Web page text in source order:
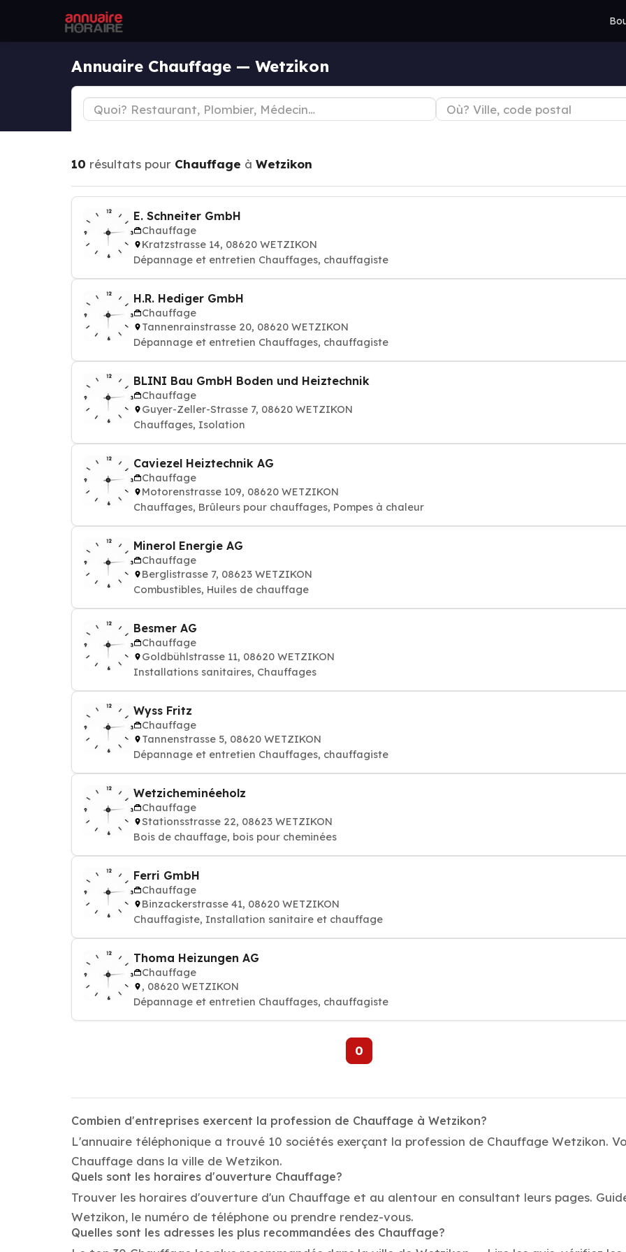
Annuaire Chauffage — Wetzikon
10 résultats pour Chauffage à Wetzikon
E. Schneiter GmbH
Chauffage
Kratzstrasse 14, 08620 WETZIKON
Dépannage et entretien Chauffages, chauffagiste
H.R. Hediger GmbH
Chauffage
Tannenrainstrasse 20, 08620 WETZIKON
Dépannage et entretien Chauffages, chauffagiste
BLINI Bau GmbH Boden und Heiztechnik
Chauffage
Guyer-Zeller-Strasse 7, 08620 WETZIKON
Chauffages, Isolation
Caviezel Heiztechnik AG
Chauffage
Motorenstrasse 109, 08620 WETZIKON
Chauffages, Brûleurs pour chauffages, Pompes à chaleur
Minerol Energie AG
Chauffage
Berglistrasse 7, 08623 WETZIKON
Combustibles, Huiles de chauffage
Besmer AG
Chauffage
Goldbühlstrasse 11, 08620 WETZIKON
Installations sanitaires, Chauffages
Wyss Fritz
Chauffage
Tannenstrasse 5, 08620 WETZIKON
Dépannage et entretien Chauffages, chauffagiste
Wetzicheminéeholz
Chauffage
Stationsstrasse 22, 08623 WETZIKON
Bois de chauffage, bois pour cheminées
Ferri GmbH
Chauffage
Binzackerstrasse 41, 08620 WETZIKON
Chauffagiste, Installation sanitaire et chauffage
Thoma Heizungen AG
Chauffage
, 08620 WETZIKON
Dépannage et entretien Chauffages, chauffagiste
0
Combien d'entreprises exercent la profession de Chauffage à Wetzikon?
L'annuaire téléphonique a trouvé 10 sociétés exerçant la profession de Chauffage Wetzikon.
Chauffage dans la ville de Wetzikon.
Quels sont les horaires d'ouverture Chauffage?
Trouver les horaires d'ouverture d'un Chauffage et au alentour en consultant leurs pages.
Wetzikon, le numéro de téléphone ou prendre rendez-vous.
Quelles sont les adresses les plus recommandées des Chauffage?